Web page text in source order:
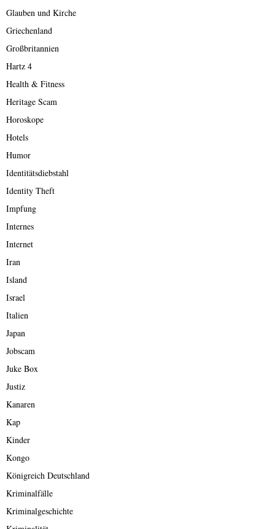
Glauben und Kirche
Griechenland
Großbritannien
Hartz 4
Health & Fitness
Heritage Scam
Horoskope
Hotels
Humor
Identitätsdiebstahl
Identity Theft
Impfung
Internes
Internet
Iran
Island
Israel
Italien
Japan
Jobscam
Juke Box
Justiz
Kanaren
Kap
Kinder
Kongo
Königreich Deutschland
Kriminalfälle
Kriminalgeschichte